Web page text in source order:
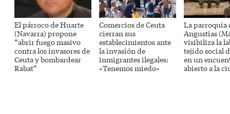
El párroco de Huarte
(Navarra) propone
“abrir fuego masivo
contra los invasores de
Ceuta y bombardear
Rabat”
Comercios de Ceuta
cierran sus
establecimientos ante
la invasión de
inmigrantes ilegales:
«Tenemos miedo»
La parroquia
Angustias
visibiliza la
tejido social
en un
abierto a la